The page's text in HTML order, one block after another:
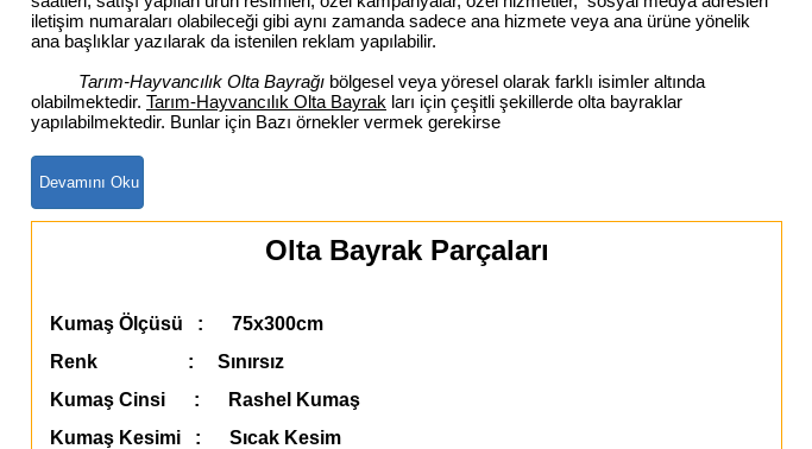
iletişim numaraları olabileceği gibi aynı zamanda sadece ana hizmete veya ana ürüne yönelik
ana başlıklar yazılarak da istenilen reklam yapılabilir.
Tarım-Hayvancılık Olta Bayrağı bölgesel veya yöresel olarak farklı isimler altında
olabilmektedir. Tarım-Hayvancılık Olta Bayrak ları için çeşitli şekillerde olta bayraklar
yapılabilmektedir. Bunlar için Bazı örnekler vermek gerekirse
Olta Bayrak Parçaları
Kumaş Ölçüsü : 75x300cm
Renk : Sınırsız
Kumaş Cinsi : Rashel Kumaş
Kumaş Kesimi : Sıcak Kesim